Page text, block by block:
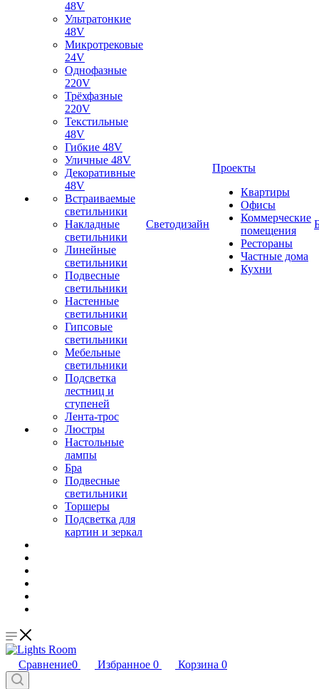
48V
Ультратонкие
48V
Микротрековые
24V
Однофазные
220V
Трёхфазные
220V
Текстильные
48V
Гибкие 48V
Уличные 48V
Декоративные
48V
Встраиваемые
светильники
Накладные
светильники
Линейные
светильники
Подвесные
светильники
Настенные
светильники
Гипсовые
светильники
Мебельные
светильники
Подсветка
лестниц и
ступеней
Лента-трос
Люстры
Настольные
лампы
Бра
Подвесные
светильники
Торшеры
Подсветка для
картин и зеркал
Светодизайн
Проекты
Квартиры
Офисы
Коммерческие
помещения
Рестораны
Частные дома
Кухни
Сравнение0 Избранное 0 Корзина 0